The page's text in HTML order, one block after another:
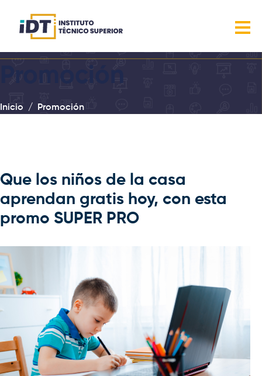
Promoción
Inicio Promoción
Que los niños de la casa
aprendan gratis hoy, con esta
promo SUPER PRO